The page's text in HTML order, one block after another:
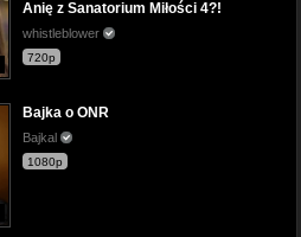
Anię z Sanatorium Miłości 4?!
whistleblower
720p
Bajka o ONR
Bajkal
1080p